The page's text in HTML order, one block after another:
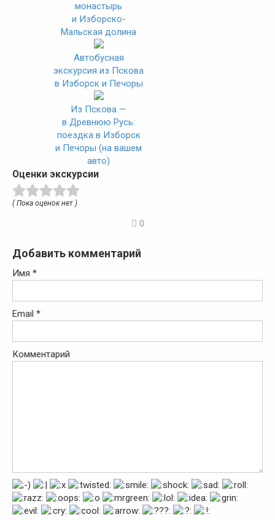
монастырь
и Изборско-
Мальская долина
Автобусная
экскурсия из Пскова
в Изборск и Печоры
Из Пскова —
в Древнюю Русь:
поездка в Изборск
и Печоры (на вашем
авто)
Оценки экскурсии
( Пока оценок нет )
0
Добавить комментарий
Имя *
Email *
Комментарий